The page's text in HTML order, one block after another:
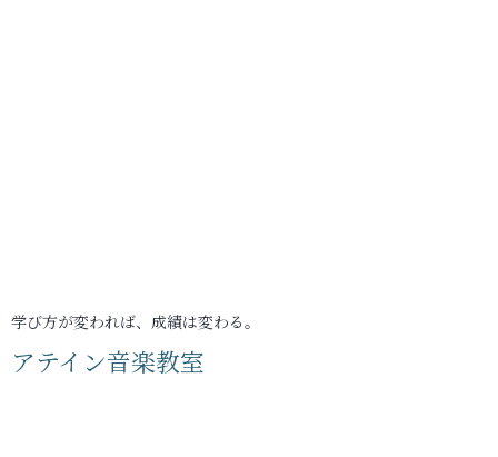
学び方が変われば、成績は変わる。
アテイン音楽教室